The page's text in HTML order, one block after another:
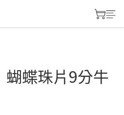
蝴蝶珠片9分牛